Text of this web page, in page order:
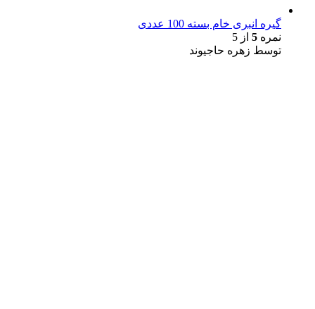
گیره انبری خام بسته 100 عددی
نمره 5 از 5
توسط زهره حاجیوند